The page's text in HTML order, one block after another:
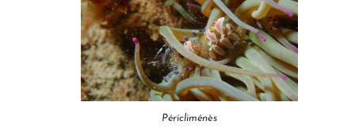
Péricliménès